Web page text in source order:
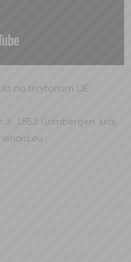
na terytorium UE:
3, 1853 Grimbergen, kraj: